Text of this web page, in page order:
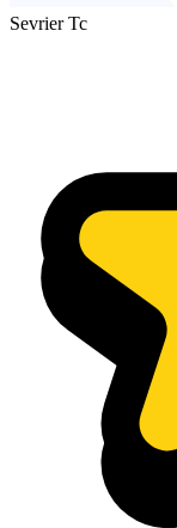
Sevrier Tc